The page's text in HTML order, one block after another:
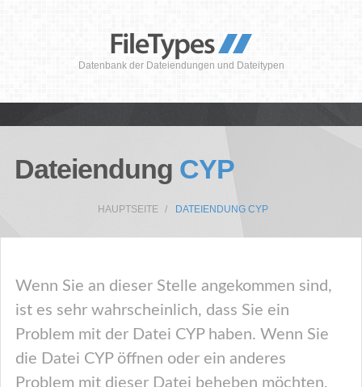
Datenbank der Dateiendungen und Dateitypen
Dateiendung CYP
HAUPTSEITE DATEIENDUNG CYP
Wenn Sie an dieser Stelle angekommen sind,
ist es sehr wahrscheinlich, dass Sie ein
Problem mit der Datei CYP haben. Wenn Sie
die Datei CYP öffnen oder ein anderes
Problem mit dieser Datei beheben möchten,